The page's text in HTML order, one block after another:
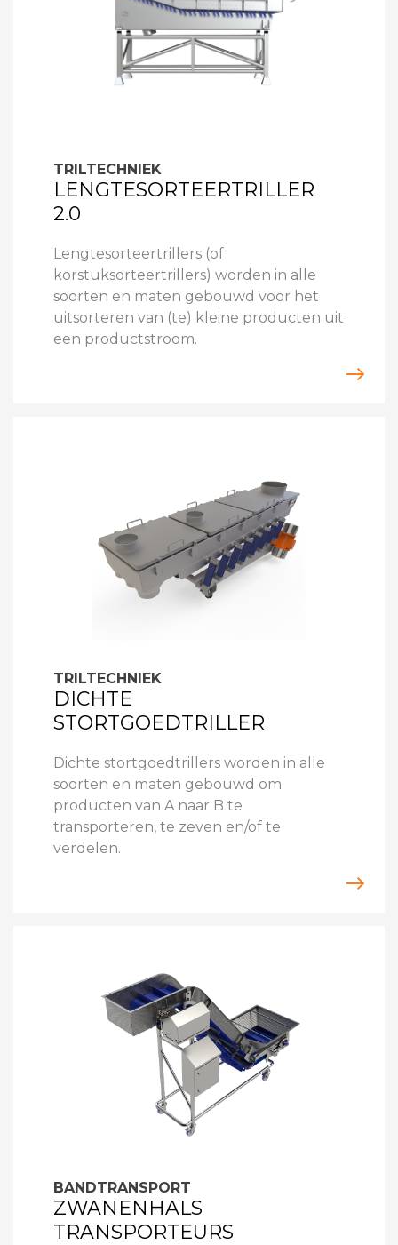
TRILTECHNIEK
LENGTESORTEERTRILLER
2.0
Lengtesorteertrillers (of
korstuksorteertrillers) worden in alle
soorten en maten gebouwd voor het
uitsorteren van (te) kleine producten uit
een productstroom.
TRILTECHNIEK
DICHTE
STORTGOEDTRILLER
Dichte stortgoedtrillers worden in alle
soorten en maten gebouwd om
producten van A naar B te
transporteren, te zeven en/of te
verdelen.
BANDTRANSPORT
ZWANENHALS
TRANSPORTEURS